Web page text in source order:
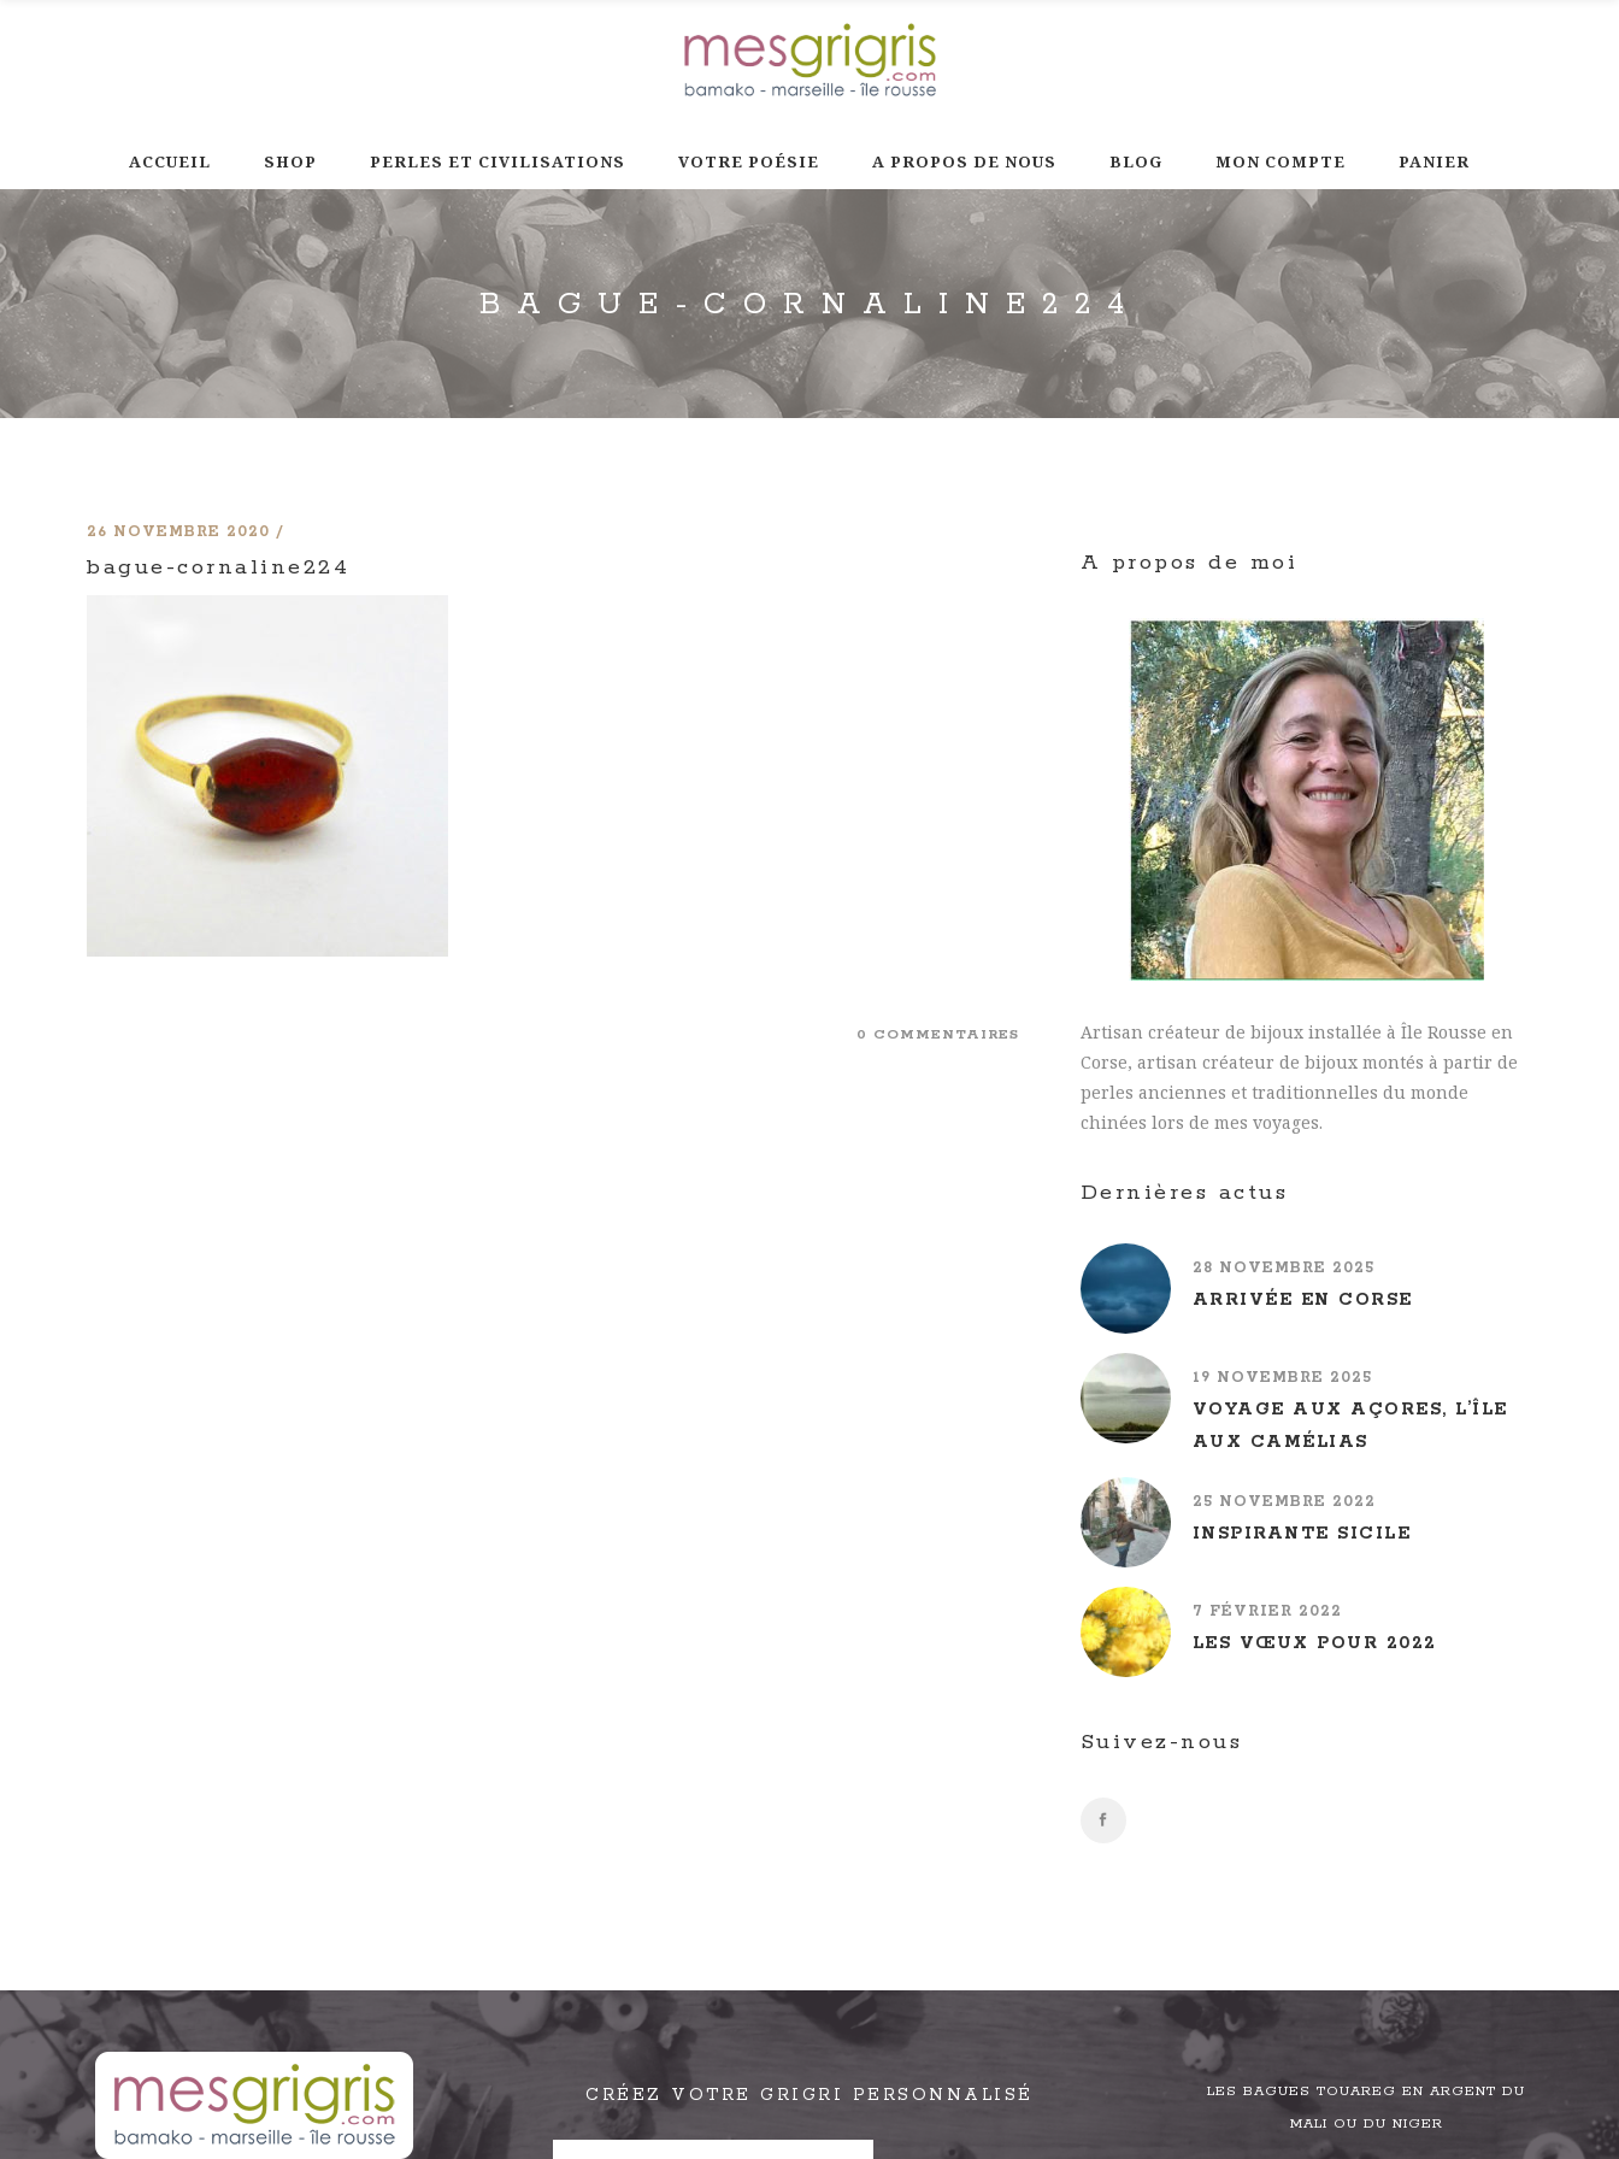
ACCUEIL SHOP PERLES ET CIVILISATIONS VOTRE POÉSIE A PROPOS DE NOUS BLOG MON COMPTE PANIER
BAGUE-CORNALINE224
26 NOVEMBRE 2020
bague-cornaline224
0 COMMENTAIRES
A propos de moi
Artisan créateur de bijoux installée à Île Rousse en
Corse, artisan créateur de bijoux montés à partir de
perles anciennes et traditionnelles du monde
chinées lors de mes voyages.
Dernières actus
28 NOVEMBRE 2025
ARRIVÉE EN CORSE
19 NOVEMBRE 2025
VOYAGE AUX AÇORES, L’ÎLE
AUX CAMÉLIAS
25 NOVEMBRE 2022
INSPIRANTE SICILE
7 FÉVRIER 2022
LES VŒUX POUR 2022
Suivez-nous
CRÉEZ VOTRE GRIGRI PERSONNALISÉ
LES BAGUES TOUAREG EN ARGENT DU
MALI OU DU NIGER